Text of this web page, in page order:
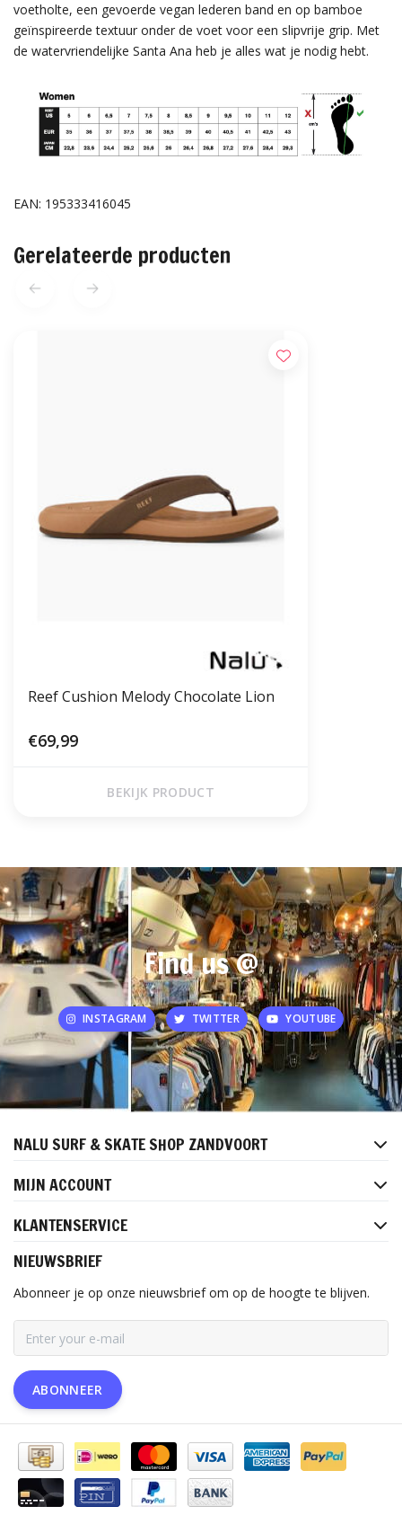
voetholte, een gevoerde vegan lederen band en op bamboe
geïnspireerde textuur onder de voet voor een slipvrije grip. Met
de watervriendelijke Santa Ana heb je alles wat je nodig hebt.
EAN: 195333416045
Gerelateerde producten
Reef Cushion Melody Chocolate Lion
€69,99
BEKIJK PRODUCT
Find us @
INSTAGRAM TWITTER YOUTUBE
NALU SURF & SKATE SHOP ZANDVOORT
MIJN ACCOUNT
KLANTENSERVICE
NIEUWSBRIEF
Abonneer je op onze nieuwsbrief om op de hoogte te blijven.
ABONNEER